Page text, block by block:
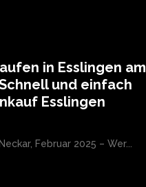
in Esslingen am
und einfach
Esslingen
Februar 2025 – Wer...